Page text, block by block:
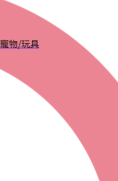
寵物/玩具